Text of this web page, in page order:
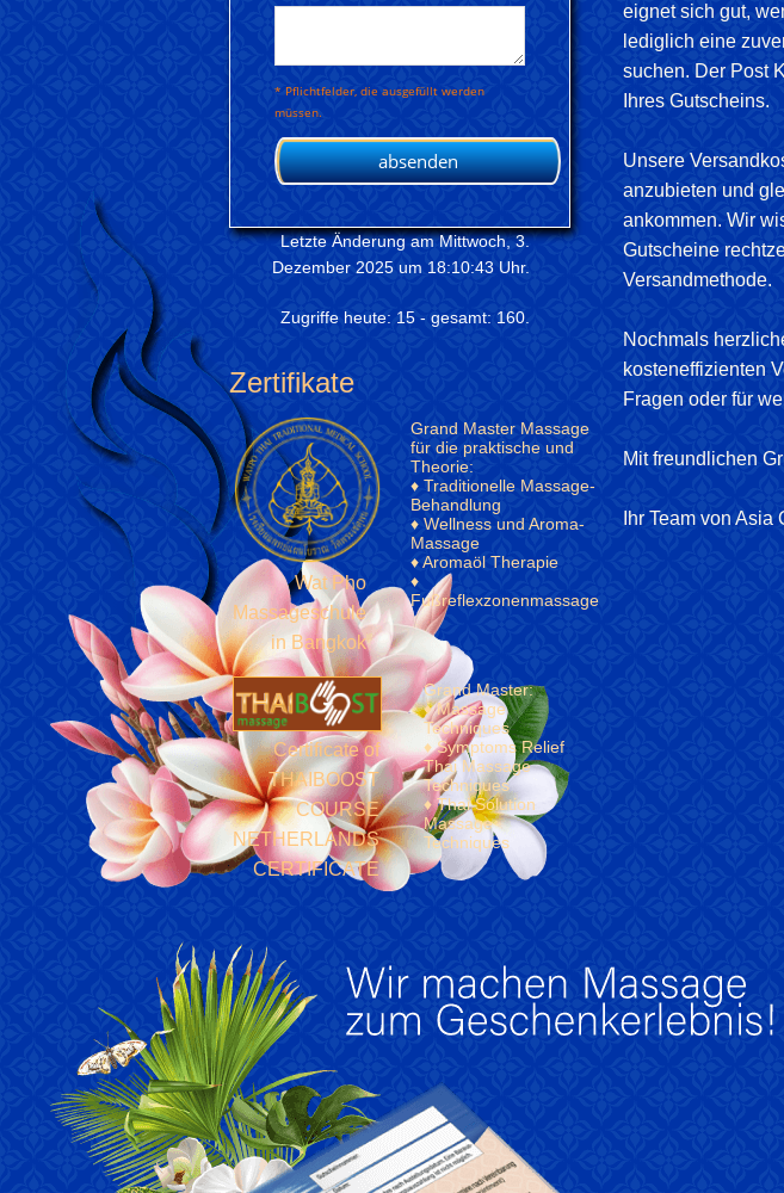
eignet sich gut,
lediglich eine
suchen. Der Post
Ihres Gutscheins.
Unsere
anzubieten und
ankommen. Wir
Gutscheine
Versandmethode.
Nochmals
kosteneffizienten
Fragen oder für
Mit freundlichen
Ihr Team von
Letzte Änderung am Mittwoch, 3.
Dezember 2025 um 18:10:43 Uhr.
Zugriffe heute: 15 - gesamt: 160.
Zertifikate
Wat Pho
Massageschule
in Bangkok
Grand Master Massage
für die praktische und
Theorie:
♦ Traditionelle Massage-
Behandlung
♦ Wellness und Aroma-
Massage
♦ Aromaöl Therapie
♦
Fußreflexzonenmassage
Certificate of
THAIBOOST
COURSE
NETHERLANDS
CERTIFICATE
Grand Master:
♦ Massage
Techniques
♦ Symptoms Relief
Thai Massage
Techniques
♦ Thai Solution
Massage
Techniques